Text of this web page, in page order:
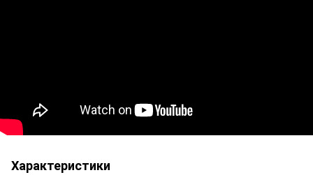
Характеристики